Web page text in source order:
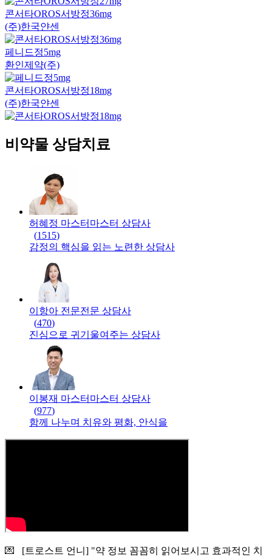
콘서타OROS서방정36mg
(주)한국얀센
페니드정5mg
환인제약(주)
콘서타OROS서방정18mg
(주)한국얀센
비약물 상담치료
허혜정 마스터 마스터 상담사
(1515)
감정의 핵심을 읽는 노련한 상담사
이항아 전문전문 상담사
(470)
진심으로 귀기울여주는 상담사
이봉재 마스터 마스터 상담사
(977)
함께 나누며 치유와 평화, 안식을
💌 [트로스트 언니] "약 정보 꼼꼼히 읽어보시고 효과적인 치